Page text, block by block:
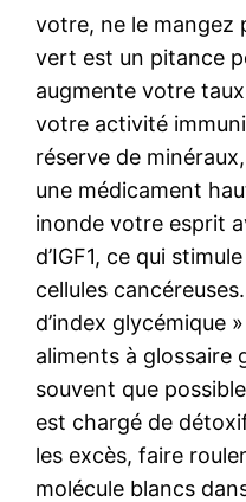
votre, ne le mangez
vert est un pitance
augmente votre
votre activité
réserve de
une médicament
inonde votre esprit
d’IGF1, ce qui
cellules
d’index glycémique
aliments à glossaire
souvent que
est chargé de
les excès, faire
molécule blancs